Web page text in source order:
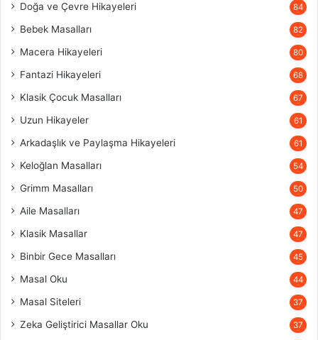
Doğa ve Çevre Hikayeleri 84
Bebek Masalları 82
Macera Hikayeleri 80
Fantazi Hikayeleri 68
Klasik Çocuk Masalları 67
Uzun Hikayeler 61
Arkadaşlık ve Paylaşma Hikayeleri 61
Keloğlan Masalları 54
Grimm Masalları 50
Aile Masalları 47
Klasik Masallar 47
Binbir Gece Masalları 45
Masal Oku 44
Masal Siteleri 37
Zeka Geliştirici Masallar Oku 37